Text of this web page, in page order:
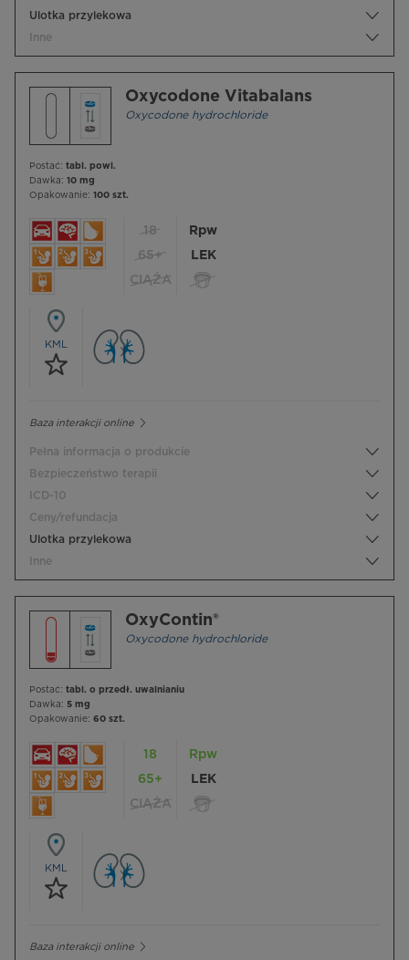
Ulotka przylekowa
Inne
Oxycodone Vitabalans
Oxycodone hydrochloride
Postać: tabl. powl.
Dawka: 10 mg
Opakowanie: 100 szt.
18
65+
CIĄŻA
Rpw
LEK
KML
Baza interakcji online
Pełna informacja o produkcie
Bezpieczeństwo terapii
ICD-10
Ceny/refundacja
Ulotka przylekowa
Inne
OxyContin®
Oxycodone hydrochloride
Postać: tabl. o przedł. uwalnianiu
Dawka: 5 mg
Opakowanie: 60 szt.
18
65+
CIĄŻA
Rpw
LEK
KML
Baza interakcji online